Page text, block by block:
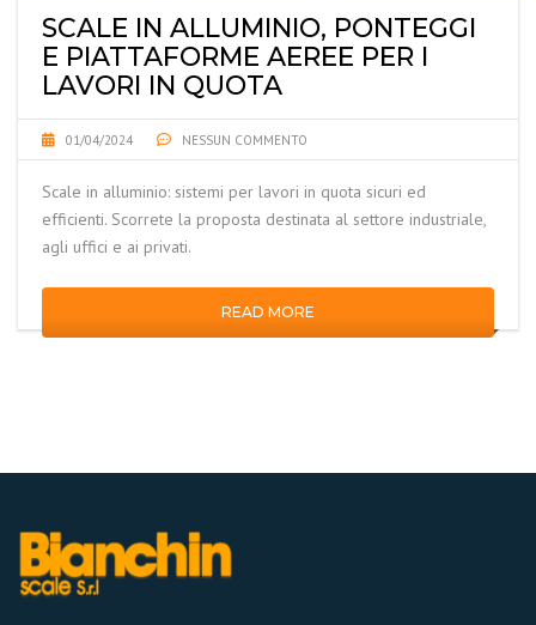
SCALE IN ALLUMINIO, PONTEGGI
E PIATTAFORME AEREE PER I
LAVORI IN QUOTA
01/04/2024 NESSUN COMMENTO
Scale in alluminio: sistemi per lavori in quota sicuri ed
efficienti. Scorrete la proposta destinata al settore industriale,
agli uffici e ai privati.
READ MORE